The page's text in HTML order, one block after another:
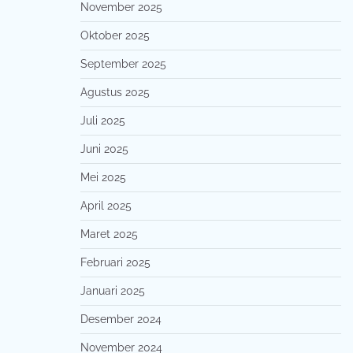
November 2025
Oktober 2025
September 2025
Agustus 2025
Juli 2025
Juni 2025
Mei 2025
April 2025
Maret 2025
Februari 2025
Januari 2025
Desember 2024
November 2024